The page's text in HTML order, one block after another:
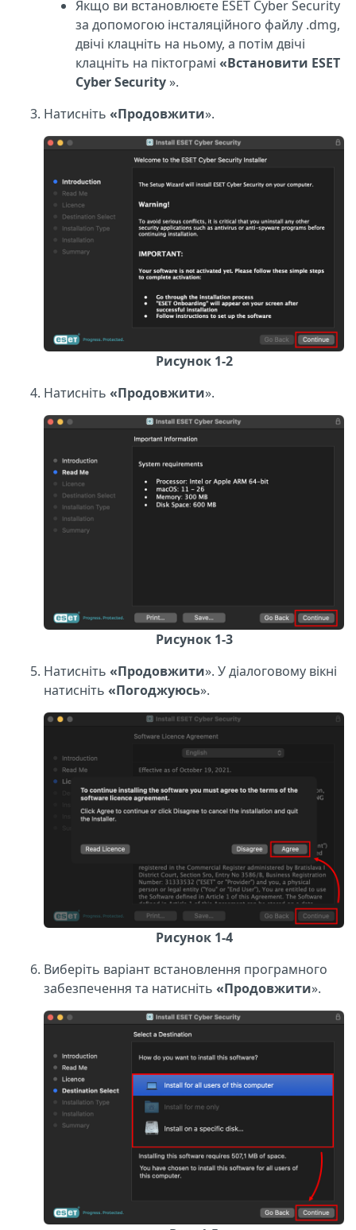
Якщо ви встановлюєте ESET Cyber Security
за допомогою інсталяційного файлу .dmg,
двічі клацніть на ньому, а потім двічі
клацніть на піктограмі «Встановити ESET
Cyber Security».
Натисніть «Продовжити».
Рисунок 1-2
Натисніть «Продовжити».
Рисунок 1-3
Натисніть «Продовжити». У діалоговому вікні
натисніть «Погоджуюсь».
Рисунок 1-4
Виберіть варіант встановлення програмного
забезпечення та натисніть «Продовжити».